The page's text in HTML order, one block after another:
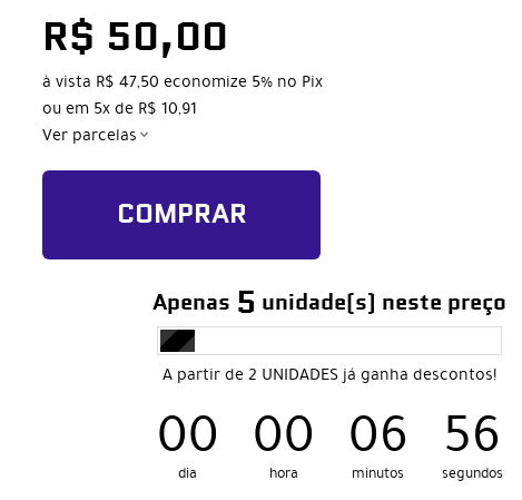
R$ 50,00
à vista R$ 47,50 economize 5% no Pix
ou em 5xde R$ 10,91
Ver parcelas
COMPRAR
Apenas 5 unidade(s) neste preço
A partir de 2 UNIDADES já ganha descontos!
00
dia 00
hora 06
minutos 55
segundos